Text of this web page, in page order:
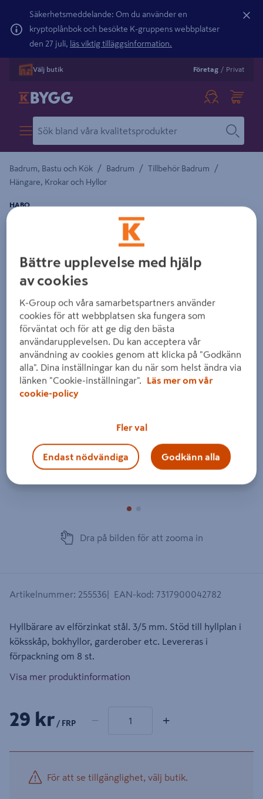
Säkerhetsmeddelande: Om du använder en
kryptoplånbok och besökte K-gruppens webbplatser
den 27 juli, läs viktig tilläggsinformation.
Välj butik Företag / Privat
Badrum, Bastu och Kök / Badrum / Tillbehör Badrum /
Hängare, Krokar och Hyllor
HYLLBÄRARE POLERAD MÄSSING 8P 1753
HABO
Detaljerad beskrivning finns i produktbeskrivningsområdet
Föregående Nästa
Dra på bilden för att zooma in
Artikelnummer: 255536 EAN-kod: 7317900042782
Hyllbärare av elförzinkat stål. 3/5 mm. Stöd till hyllplan i
köksskåp, bokhyllor, garderober etc. Levereras i
förpackning om 8 st.
Visa mer produktinformation
29 kr / FRP − +
För att se tillgänglighet, välj butik.
Bättre upplevelse med hjälp
av cookies
K-Group och våra samarbetspartners använder
cookies för att webbplatsen ska fungera som
förväntat och för att ge dig den bästa
användarupplevelsen. Du kan acceptera vår
användning av cookies genom att klicka på "Godkänn
alla". Dina inställningar kan du när som helst ändra via
länken "Cookie-inställningar".
Läs mer om vår
cookie-policy
Fler val
Endast nödvändiga Godkänn alla